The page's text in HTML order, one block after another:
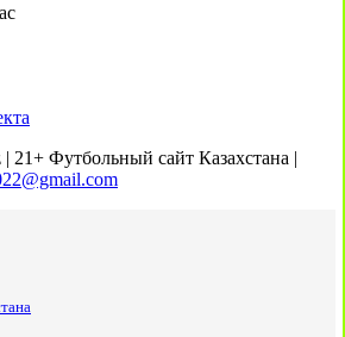
Футбольный сайт Казахстана |